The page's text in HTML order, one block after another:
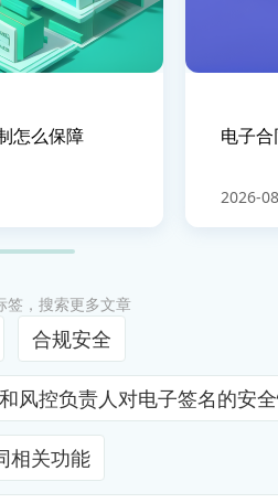
怎么保障 电子
2026-
签，搜索更多文章
合规安全
控负责人对电子签名的
相关功能